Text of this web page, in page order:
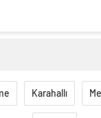
Karahallı